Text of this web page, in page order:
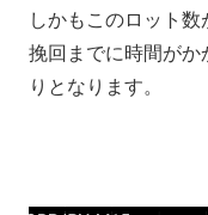
しかもこのロット
挽回までに時間がか
りとなります。